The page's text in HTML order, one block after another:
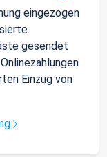
eingezogen
gesendet
Einzug von